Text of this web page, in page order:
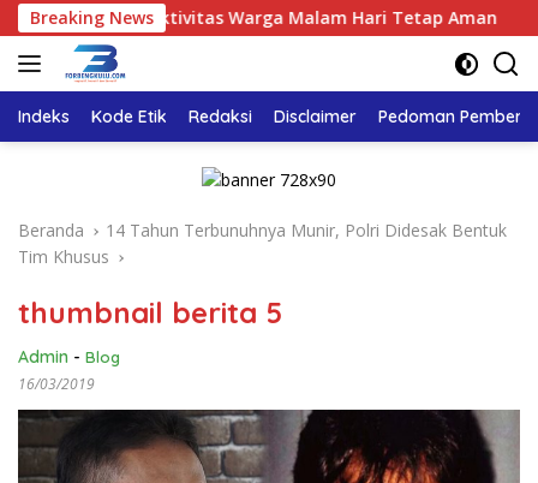
Langsung
ke
konten
Breaking News
Pastikan Aktivitas Warga Malam Hari Tetap Aman
Indeks Kode Etik Redaksi Disclaimer Pedoman
Beranda
14 Tahun Terbunuhnya Munir, Polri Didesak Bentuk
Tim Khusus
thumbnail berita 5
Admin - Blog
16/03/2019